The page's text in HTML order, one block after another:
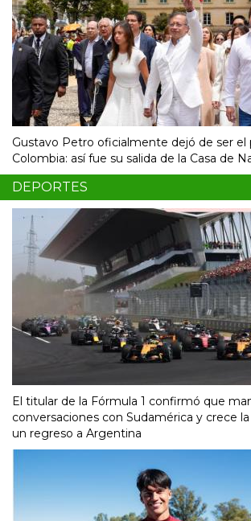
Gustavo Petro oficialmente dejó de ser el
Colombia: así fue su salida de la Casa de
DEPORTES
El titular de la Fórmula 1 confirmó que
conversaciones con Sudamérica y crece
un regreso a Argentina